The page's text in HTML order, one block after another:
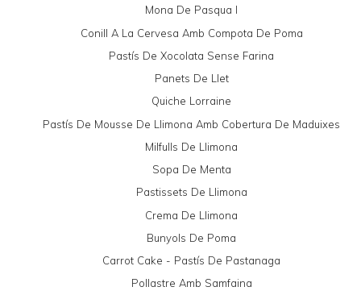
Mona De Pasqua I
Conill A La Cervesa Amb Compota De Poma
Pastís De Xocolata Sense Farina
Panets De Llet
Quiche Lorraine
Pastís De Mousse De Llimona Amb Cobertura De Maduixes
Milfulls De Llimona
Sopa De Menta
Pastissets De Llimona
Crema De Llimona
Bunyols De Poma
Carrot Cake - Pastís De Pastanaga
Pollastre Amb Samfaina